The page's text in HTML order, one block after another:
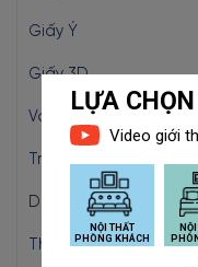
Giấy Ý
Giấy 3D
Vải Dán Tường
Tranh Dán Tường
Dán Decal
Thi Công